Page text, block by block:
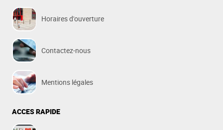
Horaires d'ouverture
Contactez-nous
Mentions légales
ACCES RAPIDE